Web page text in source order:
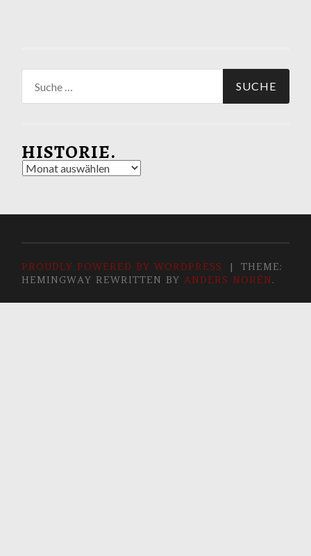
nach:
HISTORIE.
Historie.
PROUDLY POWERED BY WORDPRESS |
THEME:
HEMINGWAY REWRITTEN BYANDERS NORÉN.